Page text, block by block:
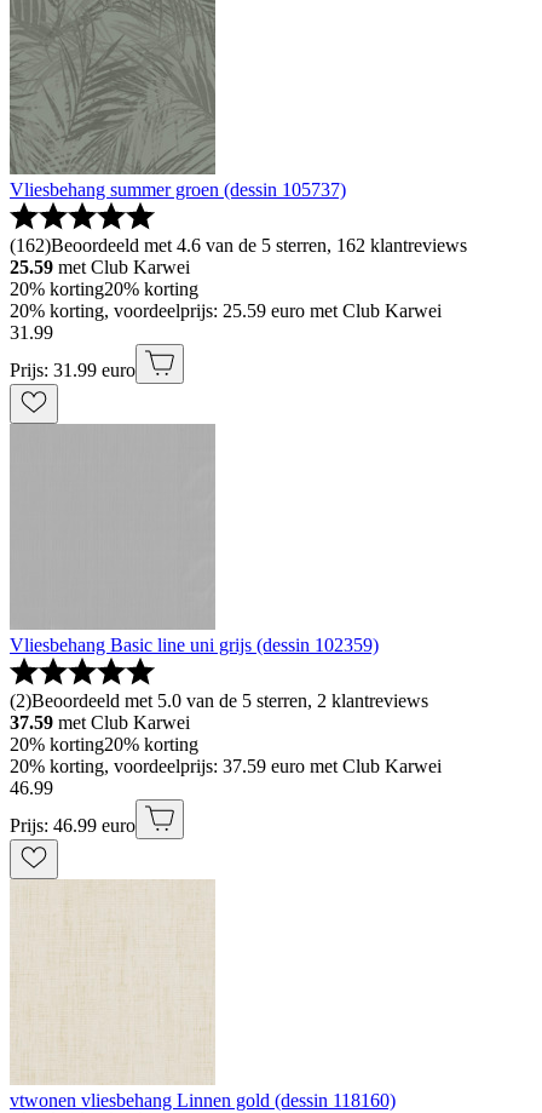
Vliesbehang summer groen (dessin 105737)
(162)Beoordeeld met 4.6 van de 5 sterren, 162 klantreviews
25.59 met Club Karwei
20% korting20% korting
20% korting, voordeelprijs: 25.59 euro met Club Karwei
31 .99
Prijs: 31.99 euro
Vliesbehang Basic line uni grijs (dessin 102359)
(2)Beoordeeld met 5.0 van de 5 sterren, 2 klantreviews
37.59 met Club Karwei
20% korting20% korting
20% korting, voordeelprijs: 37.59 euro met Club Karwei
46.99
Prijs: 46.99 euro
vtwonen vliesbehang Linnen gold (dessin 118160)